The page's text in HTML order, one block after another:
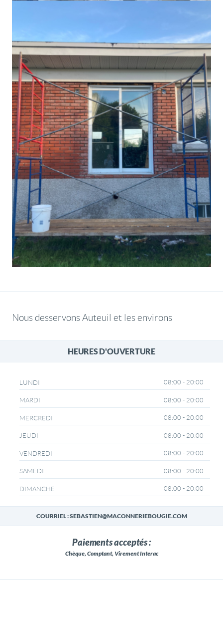
Nous desservons Auteuil et les environs
HEURES D'OUVERTURE
LUNDI 08:00 - 20:00
MARDI 08:00 - 20:00
MERCREDI 08:00 - 20:00
JEUDI 08:00 - 20:00
VENDREDI 08:00 - 20:00
SAMEDI 08:00 - 20:00
DIMANCHE 08:00 - 20:00
COURRIEL : SEBASTIEN@MACONNERIEBOUGIE.COM
Paiements acceptés :
Chèque, Comptant, Virement Interac